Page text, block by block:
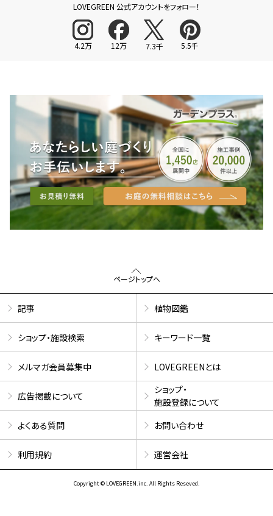
LOVEGREEN 公式アカウントをフォロー！
4.2万 12万 7.3千 5.5千
ページトップへ
記事 植物図鑑
ショップ・施設検索 キーワード一覧
メルマガ会員募集中 LOVEGREENとは
広告掲載について
ショップ・
施設登録について
よくある質問
お問い合わせ
利用規約 運営会社
Copyright © LOVEGREEN.inc. All Rights Reseved.